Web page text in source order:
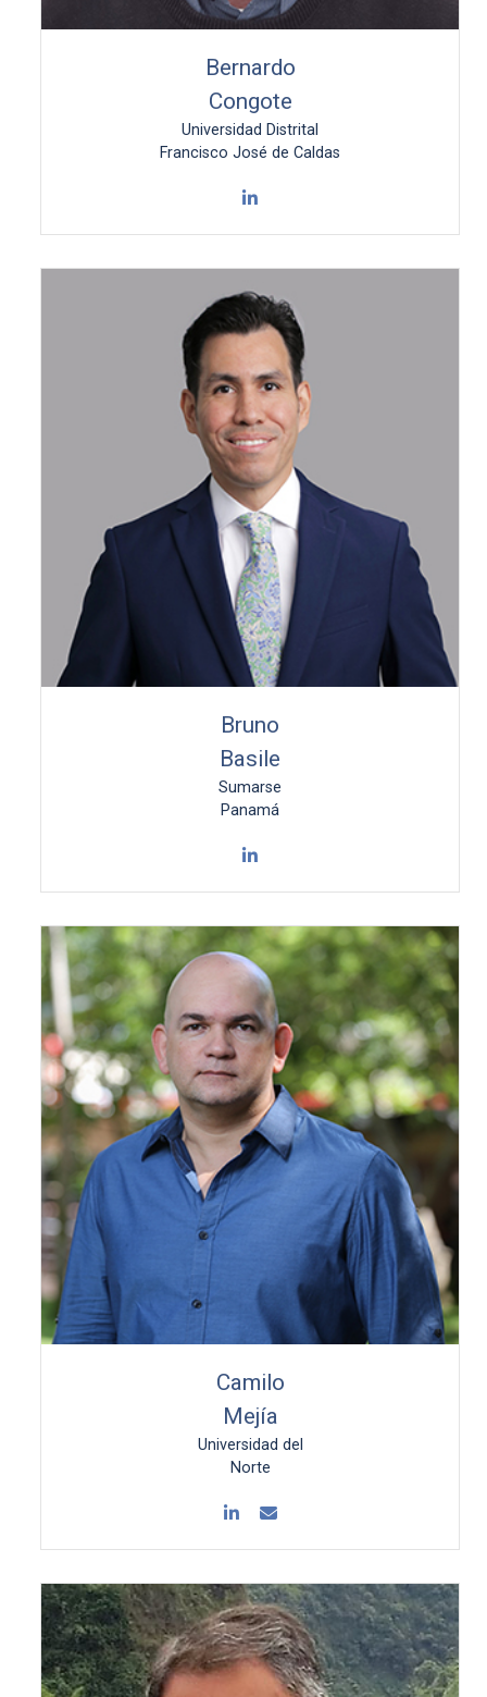
Bernardo
Congote
Universidad Distrital
Francisco José de Caldas
Bruno
Basile
Sumarse
Panamá
Camilo
Mejía
Universidad del
Norte